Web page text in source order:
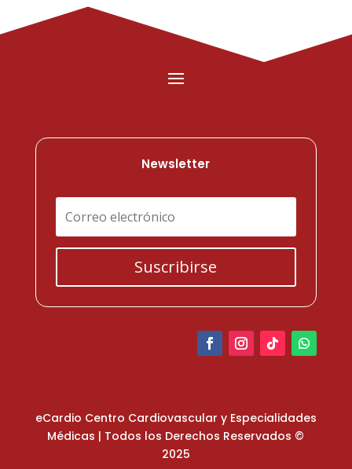
Newsletter
Suscribirse
eCardio Centro Cardiovascular y Especialidades
Médicas | Todos los Derechos Reservados ©
2025